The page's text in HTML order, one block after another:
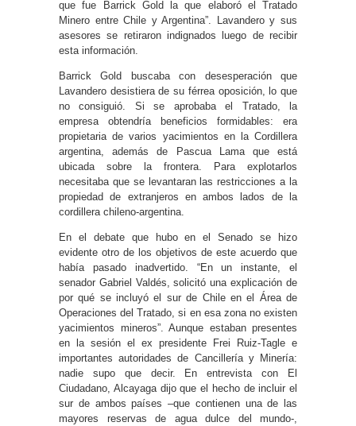
que fue Barrick Gold la que elaboró el Tratado
Minero entre Chile y Argentina”. Lavandero y sus
asesores se retiraron indignados luego de recibir
esta información.
Barrick Gold buscaba con desesperación que
Lavandero desistiera de su férrea oposición, lo que
no consiguió. Si se aprobaba el Tratado, la
empresa obtendría beneficios formidables: era
propietaria de varios yacimientos en la Cordillera
argentina, además de Pascua Lama que está
ubicada sobre la frontera. Para explotarlos
necesitaba que se levantaran las restricciones a la
propiedad de extranjeros en ambos lados de la
cordillera chileno-argentina.
En el debate que hubo en el Senado se hizo
evidente otro de los objetivos de este acuerdo que
había pasado inadvertido. “En un instante, el
senador Gabriel Valdés, solicitó una explicación de
por qué se incluyó el sur de Chile en el Área de
Operaciones del Tratado, si en esa zona no existen
yacimientos mineros”. Aunque estaban presentes
en la sesión el ex presidente Frei Ruiz-Tagle e
importantes autoridades de Cancillería y Minería:
nadie supo que decir. En entrevista con El
Ciudadano, Alcayaga dijo que el hecho de incluir el
sur de ambos países –que contienen una de las
mayores reservas de agua dulce del mundo-,